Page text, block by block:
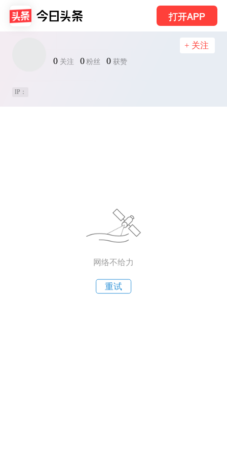
打开APP
0 关注 0 粉丝 0 获赞
+ 关注
IP：
网络不给力
重试